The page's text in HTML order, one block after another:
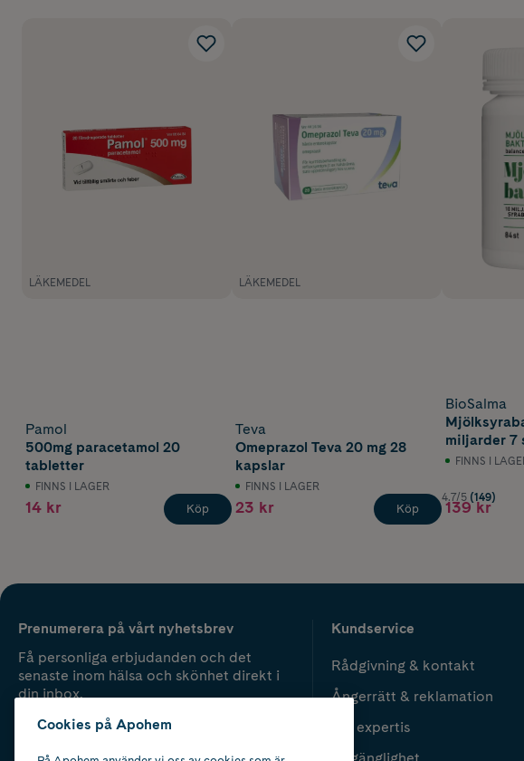
LÄKEMEDEL
Pamol
500mg paracetamol 20
tabletter
FINNS I LAGER
14 kr Köp
LÄKEMEDEL
Teva
Omeprazol Teva 20 mg 28
kapslar
FINNS I LAGER
23 kr Köp
BioSalma
miljarder 7
kapslar
FINNS I
4.7/5 (149)
139 kr
Prenumerera på vårt nyhetsbrev
Få personliga erbjudanden och det
senaste inom hälsa och skönhet direkt i
din inbox.
Kundservice
Rådgivning & kontakt
Ångerrätt & reklamation
Vår expertis
Tillgänglighet
Cookies på Apohem